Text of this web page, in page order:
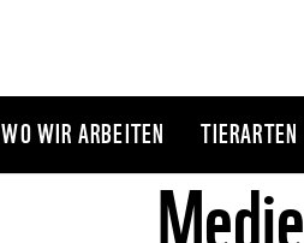
WO WIR ARBEITEN TIERARTEN